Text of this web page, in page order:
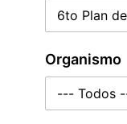
Organismo